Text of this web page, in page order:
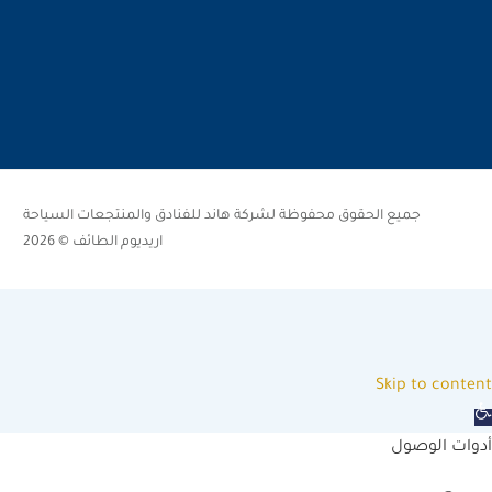
جميع الحقوق محفوظة لشركة هاند للفنادق والمنتجعات السياحة
اريديوم الطائف © 2026
Skip to content
Open
toolbar
أدوات الوصول